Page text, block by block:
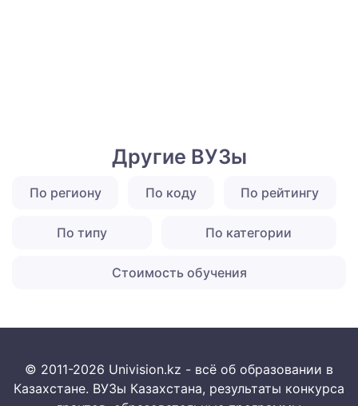
Другие ВУЗы
По региону По коду По рейтингу
По типу По категории
Стоимость обучения
© 2011-2026 Univision.kz - всё об образовании в
Казахстане. ВУЗы Казахстана, результаты конкурса